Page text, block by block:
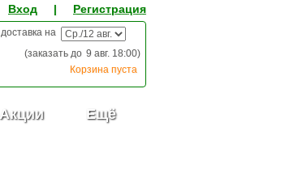
Вход | Регистрация
Корзина пуста
доставка на
)
9 авг. 18:00
(заказать до
0,00
Акции Ещё